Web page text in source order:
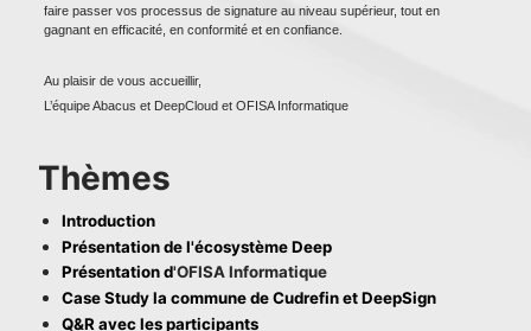
faire passer vos processus de signature au niveau supérieur, tout en
gagnant en efficacité, en conformité et en confiance.
Au plaisir de vous accueillir,
L’équipe Abacus et DeepCloud et OFISA Informatique
Thèmes
Introduction
Présentation de l'écosystème Deep
Présentation d'OFISA Informatique
Case Study la commune de Cudrefin et DeepSign
Q&R avec les participants